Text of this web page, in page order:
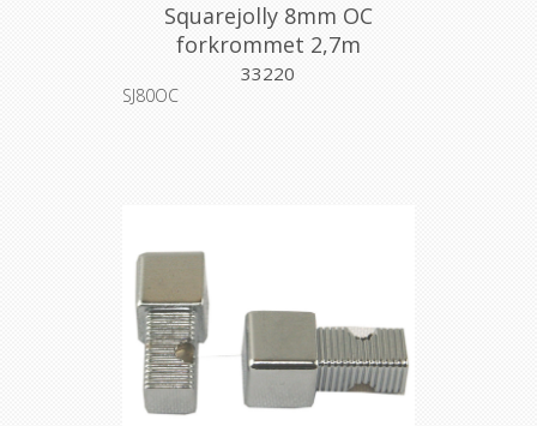
Squarejolly 8mm OC
forkrommet 2,7m
33220
SJ80OC